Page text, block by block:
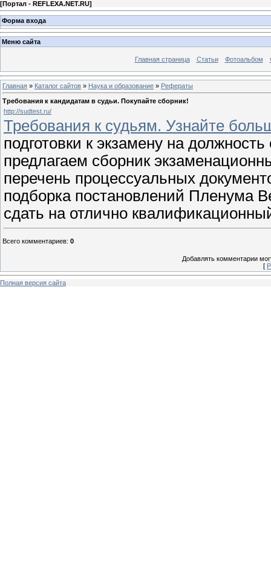
[Портал - REFLEXA.NET.RU]
Форма входа
Меню сайта
Главная страница Статьи Фотоальбом
Главная » Каталог сайтов » Наука и образование » Рефераты
Требования к кандидатам в судьи. Покупайте сборник!
http://sudtest.ru/
Требования к судьям. Узнайте
подготовки к экзамену на
предлагаем сборник
перечень процессуальных
подборка постановлений Пленума
сдать на отлично
Всего комментариев: 0
Добавлять комментарии
[
Полная версия сайта